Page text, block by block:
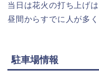
当日は花火の打ち上げ
昼間からすでに人が多
駐車場情報